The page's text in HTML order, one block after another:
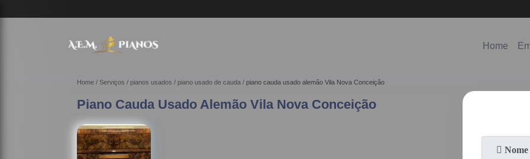
Home
Home Serviços pianos usados piano usado de cauda piano cauda usado alemão Vila Nova Conceição
Piano Cauda Usado Alemão Vila Nova Conceição